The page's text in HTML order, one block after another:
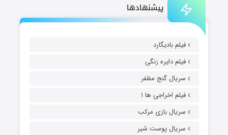
پیشنهادها
فیلم بادیگارد
فیلم دایره زنگی
سریال گنج مظفر
فیلم اخراجی ها ۱
سریال بازی مرکب
سریال پوست شیر